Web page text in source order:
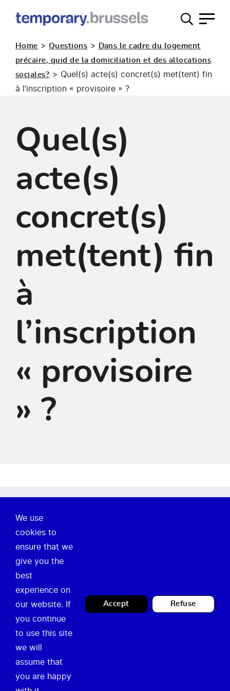
occupation
Home > Questions > Dans le cadre du logement
précaire, quid de la domiciliation et des allocations
sociales? > Quel(s) acte(s) concret(s) met(tent) fin
à l’inscription « provisoire » ?
Quel(s)
acte(s)
concret(s)
met(tent) fin
à
l’inscription
« provisoire
» ?
Notre mission
Actualités
Legal
Privacy Policy
Mentions légales
Guichet Occupation
We use
cookies to
ensure that we
give you the
best
experience on
our website. If
you continue
to use this site
we will
assume that
you are happy
Accept Refuse